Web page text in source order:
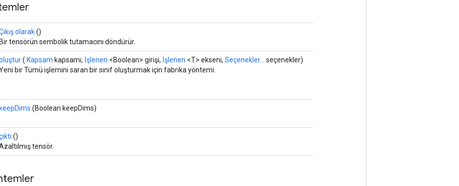
olarak()
Bir tensörün sembolik tutamacını döndürür.
( Kapsam kapsamı, İşlenen <Boolean> girişi, İşlenen <T> ekseni, Seçenekler...
seçenekler)
bir Tümü işlemini saran bir sınıf oluşturmak için fabrika yöntemi.
keepDims (Boolean keepDims)
()
tensör.